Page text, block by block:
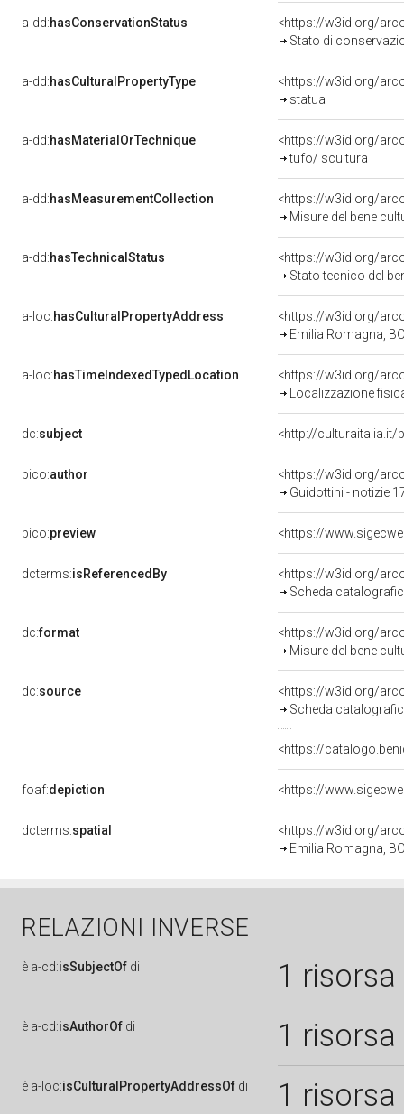
a-dd:hasConservationStatus
<https://w3id.org/
Stato di
a-dd:hasCulturalPropertyType
<https://w3id.org/
statua
a-dd:hasMaterialOrTechnique
<https://w3id.org/
tufo/ scultura
a-dd:hasMeasurementCollection
<https://w3id.org/
Misure del bene
a-dd:hasTechnicalStatus
<https://w3id.org/
Stato tecnico del
a-loc:hasCulturalPropertyAddress
<https://w3id.org/
Emilia Romagna,
a-loc:hasTimeIndexedTypedLocation
<https://w3id.org/
Localizzazione
dc:subject <http://culturaitalia.it/
pico:author
<https://w3id.org/
Guidottini - notizie
pico:preview <https://
dcterms:isReferencedBy
<https://w3id.org/
Scheda
dc:format
<https://w3id.org/
Misure del bene
dc:source
<https://w3id.org/
Scheda
<https://
foaf:depiction <https://
dcterms:spatial
<https://w3id.org/
Emilia Romagna,
RELAZIONI INVERSE
è a-cd:isSubjectOf di 1 risorsa
è a-cd:isAuthorOf di 1 risorsa
è a-loc:isCulturalPropertyAddressOf di 1 risorsa